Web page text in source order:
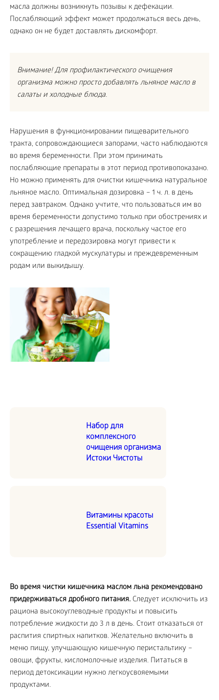
масла должны возникнуть позывы к дефекации.
Послабляющий эффект может продолжаться весь день,
однако он не будет доставлять дискомфорт.
Внимание! Для профилактического очищения
организма можно просто добавлять льняное масло в
салаты и холодные блюда.
Нарушения в функционировании пищеварительного
тракта, сопровождающиеся запорами, часто наблюдаются
во время беременности. При этом принимать
послабляющие препараты в этот период противопоказано.
Но можно применять для очистки кишечника натуральное
льняное масло. Оптимальная дозировка – 1 ч. л. в день
перед завтраком. Однако учтите, что пользоваться им во
время беременности допустимо только при обострениях и
с разрешения лечащего врача, поскольку частое его
употребление и передозировка могут привести к
сокращению гладкой мускулатуры и преждевременным
родам или выкидышу.
Набор для
комплексного
очищения организма
Истоки Чистоты
Витамины красоты
Essential Vitamins
Во время чистки кишечника маслом льна рекомендовано
придерживаться дробного питания. Следует исключить из
рациона высокоуглеводные продукты и повысить
потребление жидкости до 3 л в день. Стоит отказаться от
распития спиртных напитков. Желательно включить в
меню пищу, улучшающую кишечную перистальтику –
овощи, фрукты, кисломолочные изделия. Питаться в
период детоксикации нужно легкоусвояемыми
продуктами.